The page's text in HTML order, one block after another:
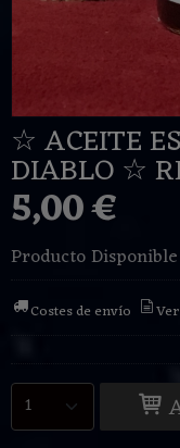
☆ ACEITE
DIABLO ☆
5,00 €
Producto Disponible
Costes de envío